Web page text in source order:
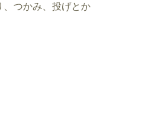
、つかみ、投げとか